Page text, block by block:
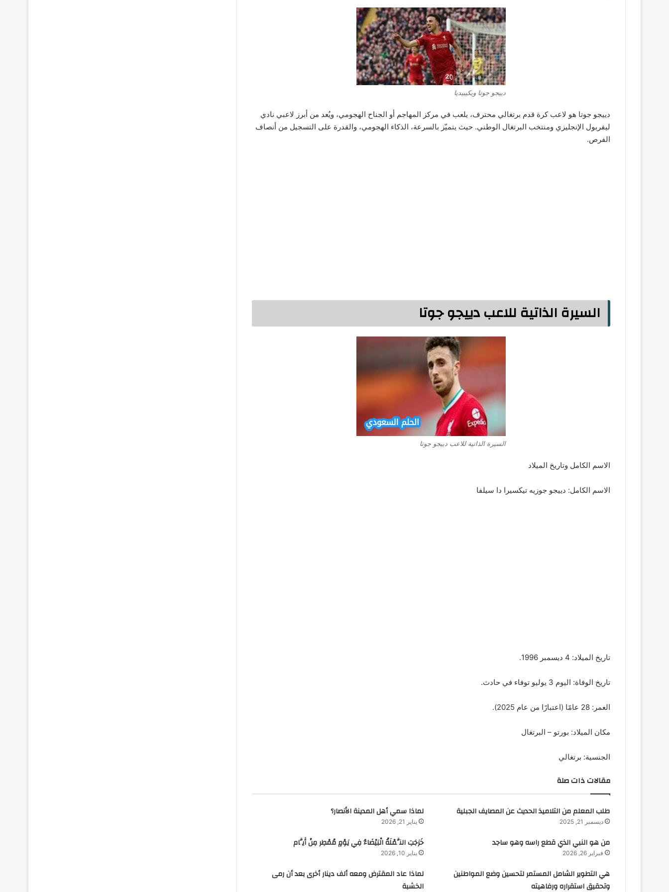
دييجو جوتا ويكيبيديا
دييجو جوتا هو لاعب كرة قدم برتغالي محترف، يلعب في مركز المهاجم أو الجناح الهجومي، ويُعد من أبرز لاعبي نادي
ليفربول الإنجليزي ومنتخب البرتغال الوطني. حيث يتميّز بالسرعة، الذكاء الهجومي، والقدرة على التسجيل من أنصاف
الفرص.
السيرة الذاتية للاعب دييجو جوتا
السيرة الذاتية للاعب دييجو جوتا
الاسم الكامل وتاريخ الميلاد
الاسم الكامل: دييجو جوزيه تيكسيرا دا سيلفا
تاريخ الميلاد: 4 ديسمبر 1996.
تاريخ الوفاة: اليوم 3 يوليو توفاء في حادث.
العمر: 28 عامًا (اعتبارًا من عام 2025).
مكان الميلاد: بورتو – البرتغال
الجنسية: برتغالي
مقالات ذات صلة
طلب المعلم من التلاميذ الحديث عن المصايف الجبلية
ديسمبر 21, 2025
لماذا سمي أهل المدينة الأنصار؟
يناير 21, 2026
من هو النبي الذي قطع راسه وهو ساجد
فبراير 26, 2026
خَرَجَتِ النَّمْلَةُ الْبَيْضَاءُ فِي يَوْمٍ مُمْطِر مِنْ أَيَّام
يناير 10, 2026
هي التطوير الشامل المستمر لتحسين وضع المواطنين
وتحقيق استقراره ورفاهيته
لماذا عاد المقترض ومعه ألف دينار أخرى بعد أن رمى
الخشبة